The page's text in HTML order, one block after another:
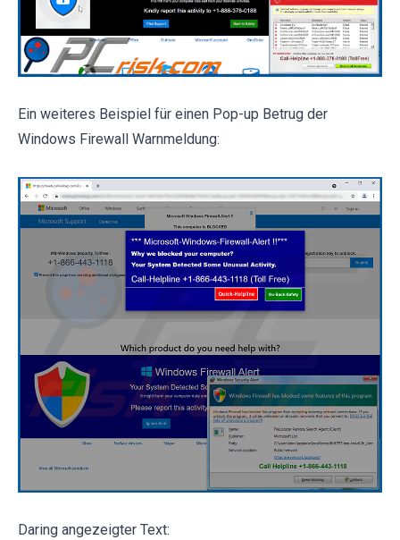
Ein weiteres Beispiel für einen Pop-up Betrug der
Windows Firewall Warnmeldung:
Daring angezeigter Text: